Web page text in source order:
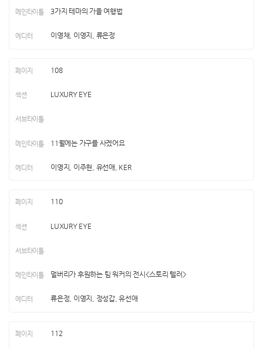
3가지 테마의 가을 여행법
이영채, 이영지, 류은정
108
LUXURY EYE
11월에는 가구를 사겠어요
이영지, 이주현, 유선애, KER
110
LUXURY EYE
멀버리가 후원하는 팀 워커의 전시<스토리 텔러>
류은정, 이영지, 정성갑, 유선애
112